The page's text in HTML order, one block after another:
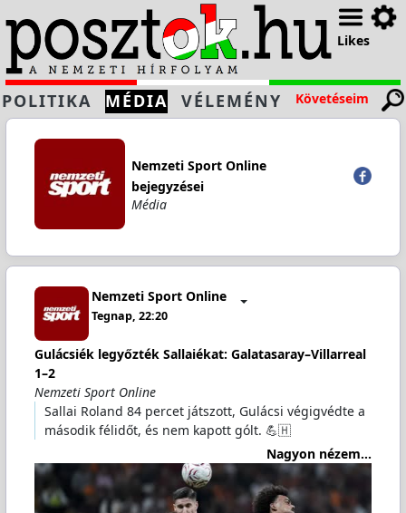
Likes
POLITIKA MÉDIA VÉLEMÉNY Követéseim
Nemzeti Sport Online
bejegyzései
Média
Nemzeti Sport Online
Tegnap, 22:20
Gulácsiék legyőzték Sallaiékat: Galatasaray–Villarreal
1–2
Nemzeti Sport Online
Sallai Roland 84 percet játszott, Gulácsi végigvédte a
második félidőt, és nem kapott gólt. 💪🇭
Nagyon nézem...